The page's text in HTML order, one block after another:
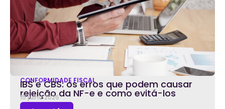
CONFORMIDADE FISCAL
IBS e CBS: os erros que podem causar
rejeição da NF-e e como evitá-los
15 julho 2026